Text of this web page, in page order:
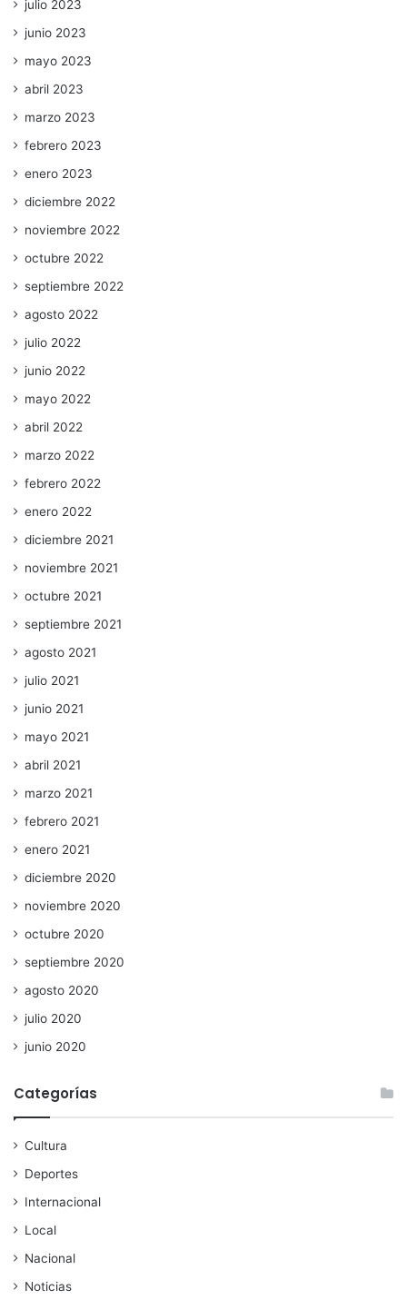
julio 2023
junio 2023
mayo 2023
abril 2023
marzo 2023
febrero 2023
enero 2023
diciembre 2022
noviembre 2022
octubre 2022
septiembre 2022
agosto 2022
julio 2022
junio 2022
mayo 2022
abril 2022
marzo 2022
febrero 2022
enero 2022
diciembre 2021
noviembre 2021
octubre 2021
septiembre 2021
agosto 2021
julio 2021
junio 2021
mayo 2021
abril 2021
marzo 2021
febrero 2021
enero 2021
diciembre 2020
noviembre 2020
octubre 2020
septiembre 2020
agosto 2020
julio 2020
junio 2020
Categorías
Cultura
Deportes
Internacional
Local
Nacional
Noticias